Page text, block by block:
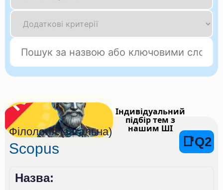
Індивідуальний
підбір тем з
нашим ШІ
Філологія (загальна)
Scopus 📑Q2
Назва: